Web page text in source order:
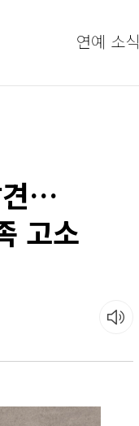
연예 소식
견…
고소